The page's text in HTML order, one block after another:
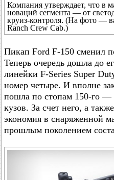
Компания утверждает, что в
новаций сегмента — от
круиз-контроля. (На фото —
Ranch Crew Cab.)
Пикап Ford F-150 сменил
Теперь очередь дошла до
линейки F-Series Super
номер четыре. И вполне
пошла по стопам 150-го
кузов. За счет него, а
экономия в снаряженной
прошлым поколением